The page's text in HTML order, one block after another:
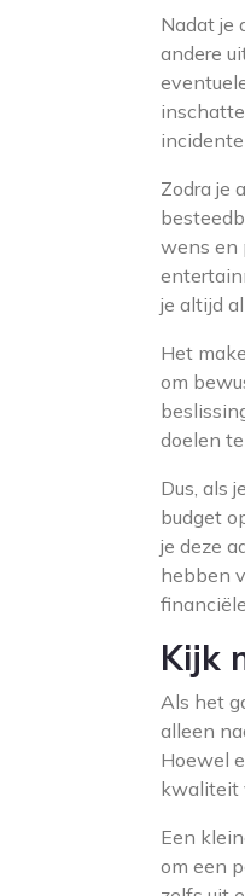
Nadat je
andere
Zodra je
wens en
je altijd
Het
om
doelen
Dus, als
budget
je deze
hebben
Kijk
Als het
alleen
Hoewel
kwaliteit
Een
om een